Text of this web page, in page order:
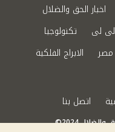
اخبار الحق والضلال
لى
تكنولوجيا
مصر
الابراج الفلكية
اتصل بنا